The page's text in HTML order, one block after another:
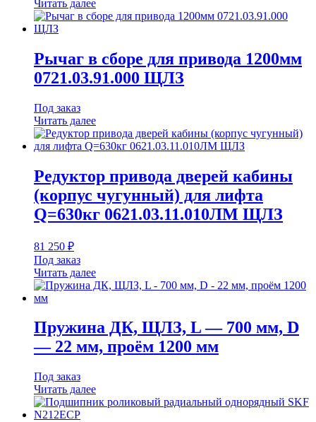
Читать далее
Рычаг в сборе для привода 1200мм
0721.03.91.000 ЩЛЗ
Под заказ
Читать далее
Редуктор привода дверей кабины
(корпус чугунный) для лифта
Q=630кг 0621.03.11.010ЛМ ЩЛЗ
81 250 ₽
Под заказ
Читать далее
Пружина ДК, ЩЛЗ, L — 700 мм, D
— 22 мм, проём 1200 мм
Под заказ
Читать далее